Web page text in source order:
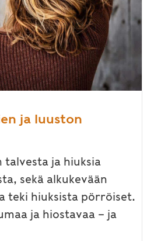
ja luuston
talvesta ja hiuksia
sekä alkukevään
teki hiuksista pörröiset.
ja hiostavaa – ja